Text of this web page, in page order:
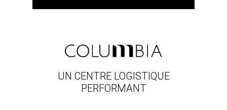
UN CENTRE LOGISTIQUE
PERFORMANT